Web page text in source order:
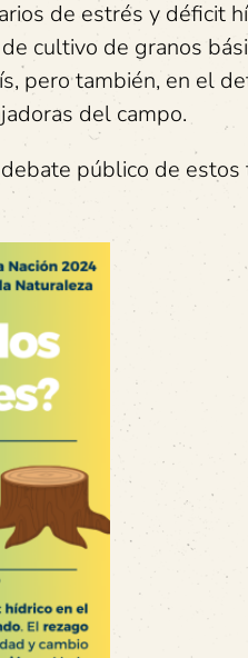
de estrés y déficit
cultivo de granos
pero también, en el
del campo.
público de estos